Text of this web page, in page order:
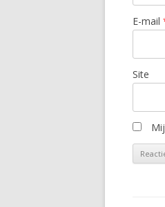
E-mail
Site